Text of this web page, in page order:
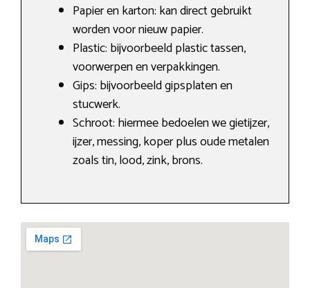
Papier en karton: kan direct gebruikt
worden voor nieuw papier.
Plastic: bijvoorbeeld plastic tassen,
voorwerpen en verpakkingen.
Gips: bijvoorbeeld gipsplaten en
stucwerk.
Schroot: hiermee bedoelen we gietijzer,
ijzer, messing, koper plus oude metalen
zoals tin, lood, zink, brons.